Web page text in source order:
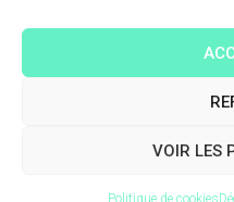
VOIR LES
Politique de cookies
CONDITIONS